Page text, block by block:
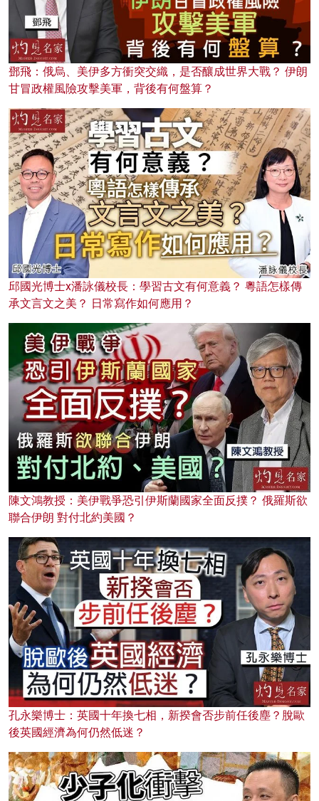
鄧飛：俄烏、美伊多方衝突交織，是否釀成世界大戰？ 伊朗
甘冒政權風險攻擊美軍，背後有何盤算？
邱國光博士x潘詠儀校長：學習古文有何意義？ 粵語怎樣傳
承文言文之美？ 日常寫作如何應用？
陳文鴻教授：美伊戰爭恐引伊斯蘭國家全面反撲？ 俄羅斯欲
聯合伊朗 對付北約美國？
孔永樂博士：英國十年換七相，新揆會否步前任後塵？脫歐
後英國經濟為何仍然低迷？